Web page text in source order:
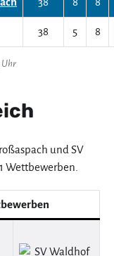
38 5 8
Uhr
und SV
Wettbewerben.